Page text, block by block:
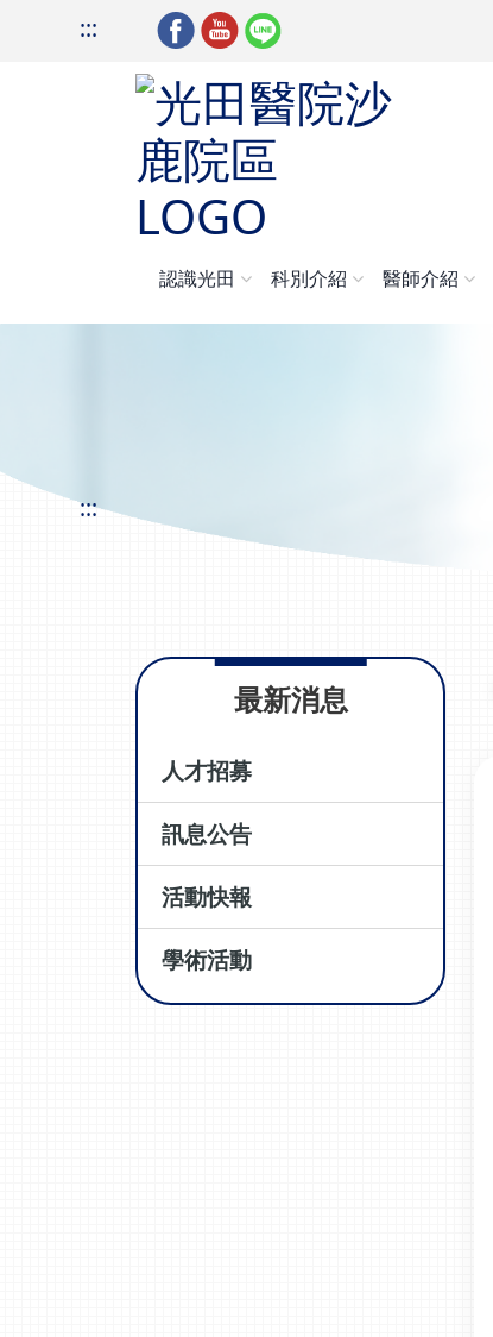
:::
認識光田 科別介紹 醫師介紹
:::
最新消息
人才招募
訊息公告
活動快報
學術活動